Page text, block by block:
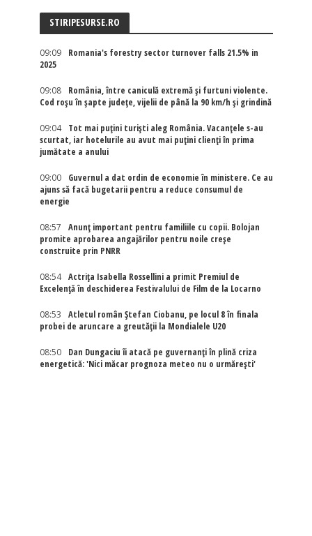
STIRIPESURSE.RO
09:09
Romania's forestry sector turnover falls 21.5% in
2025
09:08
România, între caniculă extremă și furtuni violente.
Cod roșu în șapte județe, vijelii de până la 90 km/h și grindină
09:04
Tot mai puțini turiști aleg România. Vacanțele s-au
scurtat, iar hotelurile au avut mai puțini clienți în prima
jumătate a anului
09:00
Guvernul a dat ordin de economie în ministere. Ce au
ajuns să facă bugetarii pentru a reduce consumul de
energie
08:57
Anunț important pentru familiile cu copii. Bolojan
promite aprobarea angajărilor pentru noile creșe
construite prin PNRR
08:54
Actriţa Isabella Rossellini a primit Premiul de
Excelenţă în deschiderea Festivalului de Film de la Locarno
08:53
Atletul român Ștefan Ciobanu, pe locul 8 în finala
probei de aruncare a greutății la Mondialele U20
08:50
Dan Dungaciu îi atacă pe guvernanți în plină criza
energetică: 'Nici măcar prognoza meteo nu o urmărești'